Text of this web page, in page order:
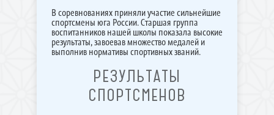
В соревнованиях приняли участие сильнейшие
спортсмены юга России. Старшая группа
воспитанников нашей школы показала высокие
результаты, завоевав множество медалей и
выполнив нормативы спортивных званий.
РЕЗУЛЬТАТЫ
СПОРТСМЕНОВ